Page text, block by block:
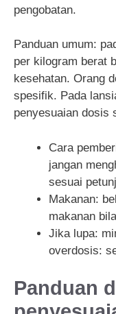
pengobatan.
Panduan umum:
per kilogram berat
kesehatan. Orang
spesifik. Pada
penyesuaian dosis
Cara
jangan
sesuai
Makanan:
makanan
Jika lupa:
overdosis:
Panduan